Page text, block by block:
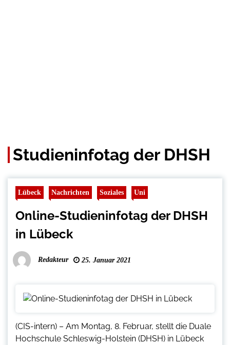
Studieninfotag der DHSH
Lübeck Nachrichten Soziales Uni
Online-Studieninfotag der DHSH
in Lübeck
Redakteur 25. Januar 2021
(CIS-intern) – Am Montag, 8. Februar, stellt die Duale
Hochschule Schleswig-Holstein (DHSH) in Lübeck